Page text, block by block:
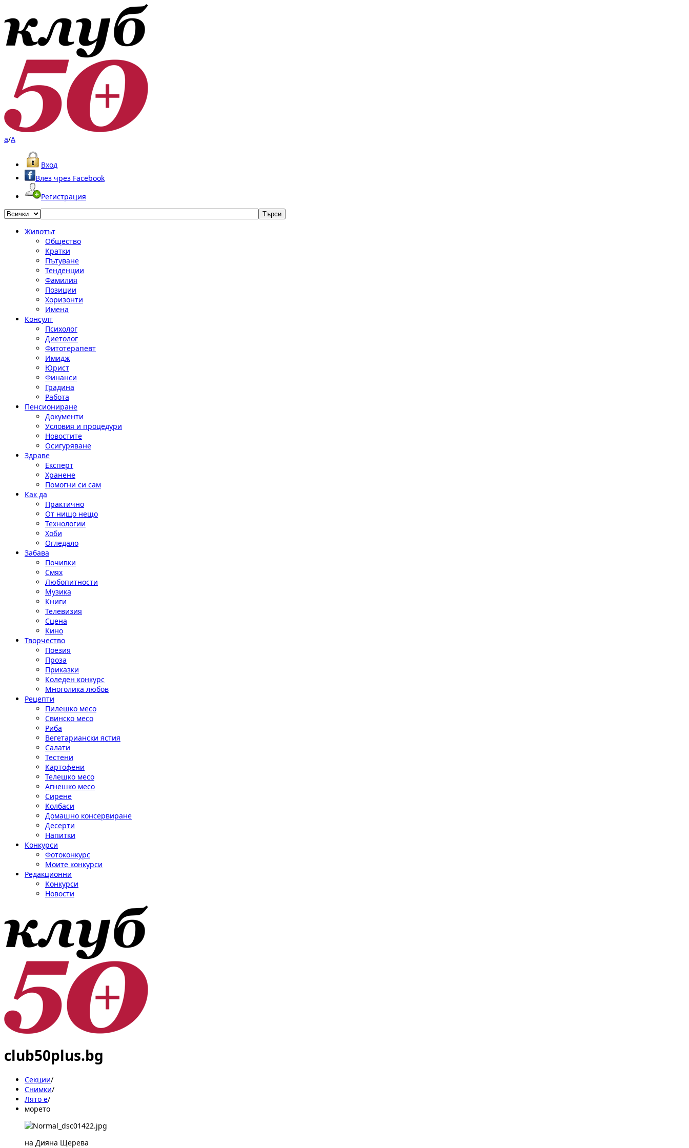
a/A
Вход
Влез чрез Facebook
Регистрация
Животът
Общество
Кратки
Пътуване
Тенденции
Фамилия
Позиции
Хоризонти
Имена
Консулт
Психолог
Диетолог
Фитотерапевт
Имидж
Юрист
Финанси
Градина
Работа
Пенсиониране
Документи
Условия и процедури
Новостите
Осигуряване
Здраве
Експерт
Хранене
Помогни си сам
Как да
Практично
От нищо нещо
Технологии
Хоби
Огледало
Забава
Почивки
Смях
Любопитности
Музика
Книги
Телевизия
Сцена
Кино
Творчество
Поезия
Проза
Приказки
Коледен конкурс
Многолика любов
Рецепти
Пилешко месо
Свинско месо
Риба
Вегетариански ястия
Салати
Тестени
Картофени
Телешко месо
Агнешко месо
Сирене
Колбаси
Домашно консервиране
Десерти
Напитки
Конкурси
Фотоконкурс
Моите конкурси
Редакционни
Конкурси
Новости
club50plus.bg
Секции/
Снимки/
Лято е/
морето
на Дияна Щерева